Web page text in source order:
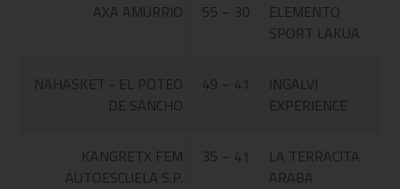
AXA AMURRIO 55 – 30
ELEMENTO
SPORT LAKUA
NAHASKET - EL POTEO
DE SANCHO
49 – 41
INGALVI
EXPERIENCE
KANGRETX FEM
AUTOESCUELA S.P.
35 – 41
LA TERRACITA
ARABA